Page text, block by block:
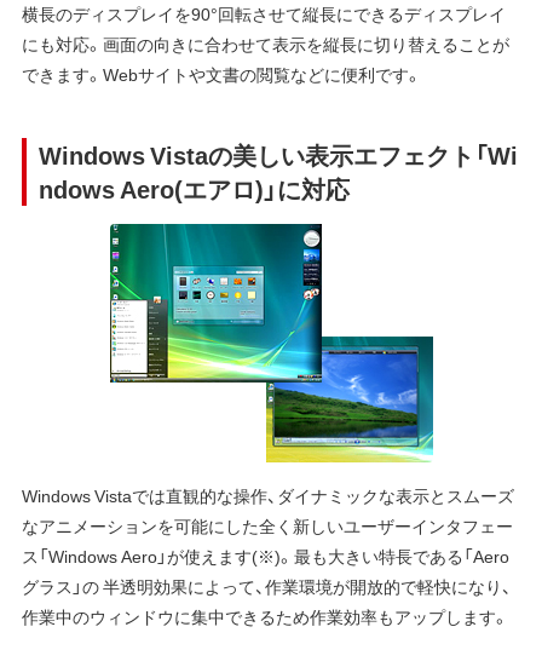
横長のディスプレイを90°回転させて縦長にできるディスプレイ
にも対応。画面の向きに合わせて表示を縦長に切り替えることが
できます。Webサイトや文書の閲覧などに便利です。
Windows Vistaの美しい表示エフェクト「Wi
ndows Aero(エアロ)」に対応
Windows Vistaでは直観的な操作、ダイナミックな表示とスムーズ
なアニメーションを可能にした全く新しいユーザーインタフェー
ス「Windows Aero」が使えます(※)。最も大きい特長である「Aero
グラス」の 半透明効果によって、作業環境が開放的で軽快になり、
作業中のウィンドウに集中できるため作業効率もアップします。